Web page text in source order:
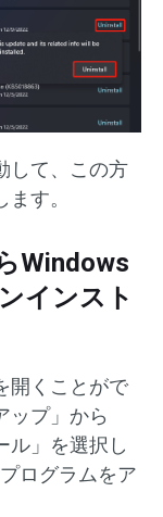
して、この方
す。
Windows
インスト
開くことがで
ップ」から
ル」を選択し
ログラムをア